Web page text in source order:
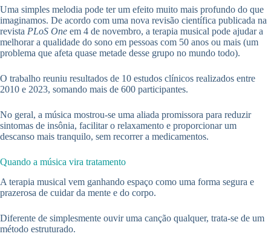
Uma simples melodia pode ter um efeito muito mais profundo do que
imaginamos. De acordo com uma nova revisão científica publicada na
revista PLoS One em 4 de novembro, a terapia musical pode ajudar a
melhorar a qualidade do sono em pessoas com 50 anos ou mais (um
problema que afeta quase metade desse grupo no mundo todo).
O trabalho reuniu resultados de 10 estudos clínicos realizados entre
2010 e 2023, somando mais de 600 participantes.
No geral, a música mostrou-se uma aliada promissora para reduzir
sintomas de insônia, facilitar o relaxamento e proporcionar um
descanso mais tranquilo, sem recorrer a medicamentos.
Quando a música vira tratamento
A terapia musical vem ganhando espaço como uma forma segura e
prazerosa de cuidar da mente e do corpo.
Diferente de simplesmente ouvir uma canção qualquer, trata-se de um
método estruturado.